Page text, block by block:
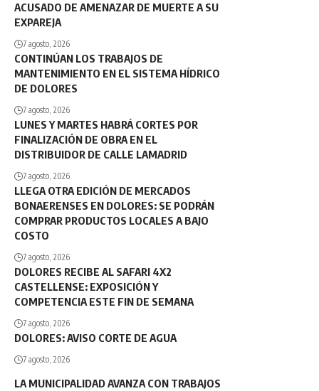
ACUSADO DE AMENAZAR DE MUERTE A SU
EXPAREJA
7 agosto, 2026
CONTINÚAN LOS TRABAJOS DE
MANTENIMIENTO EN EL SISTEMA HÍDRICO
DE DOLORES
7 agosto, 2026
LUNES Y MARTES HABRÁ CORTES POR
FINALIZACIÓN DE OBRA EN EL
DISTRIBUIDOR DE CALLE LAMADRID
7 agosto, 2026
LLEGA OTRA EDICIÓN DE MERCADOS
BONAERENSES EN DOLORES: SE PODRÁN
COMPRAR PRODUCTOS LOCALES A BAJO
COSTO
7 agosto, 2026
DOLORES RECIBE AL SAFARI 4X2
CASTELLENSE: EXPOSICIÓN Y
COMPETENCIA ESTE FIN DE SEMANA
7 agosto, 2026
DOLORES: AVISO CORTE DE AGUA
7 agosto, 2026
LA MUNICIPALIDAD AVANZA CON TRABAJOS